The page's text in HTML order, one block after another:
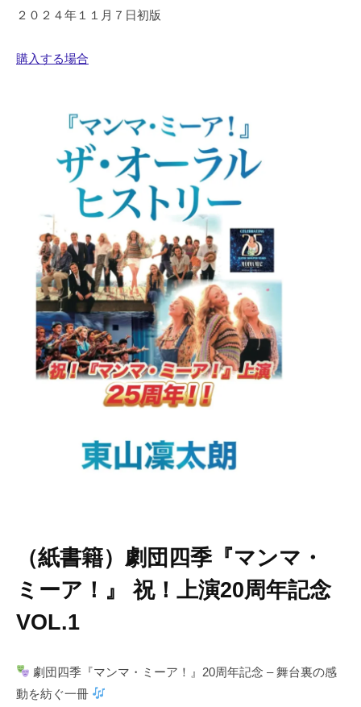
２０２４年１１月７日初版
購入する場合
（紙書籍） 劇団四季『マンマ・
ミーア！』 祝！上演20周年記念
VOL.1
劇団四季『マンマ・ミーア！』20周年記念 – 舞台裏の感
動を紡ぐ一冊